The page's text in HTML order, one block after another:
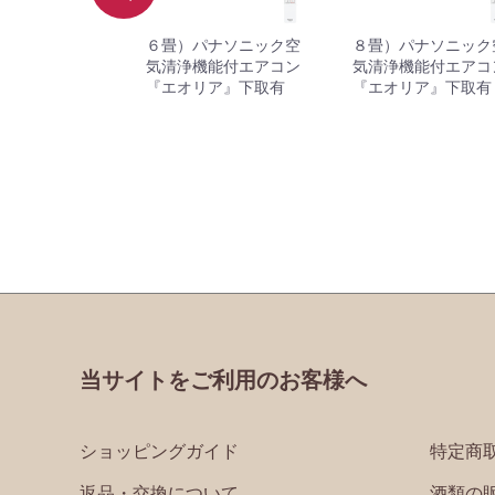
６畳）パナソニック空
気清浄機能付エアコン
『エオリア』下取有
８畳）パナソニック
気清浄機能付エアコ
『エオリア』下取有
当サイトをご利用のお客様へ
ショッピングガイド
特定商